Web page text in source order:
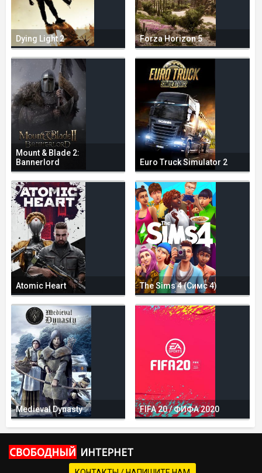
Dying Light 2 Forza Horizon 5
Mount & Blade 2:
Bannerlord
Euro Truck Simulator 2
Atomic Heart The Sims 4 (Симс 4)
Medieval Dynasty FIFA 20 / ФИФА 2020